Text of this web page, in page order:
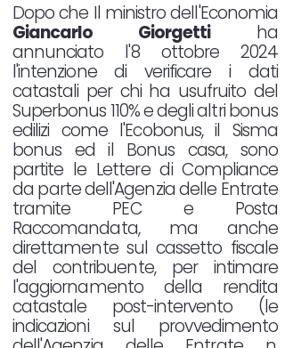
Dopo che Il ministro dell'Economia
Giancarlo Giorgettiha
annunciato l'8 ottobre 2024
l'intenzione di verificare i dati
catastali per chi ha usufruito del
Superbonus 110% e degli altri bonus
edilizi come l'Ecobonus, il Sisma
bonus ed il Bonus casa, sono
partite le Lettere di Compliance
da parte dell'Agenzia delle Entrate
tramite PEC e Posta
Raccomandata, ma anche
direttamente sul cassetto fiscale
del contribuente, per intimare
l'aggiornamento della rendita
catastale post-intervento (le
indicazioni sul provvedimento